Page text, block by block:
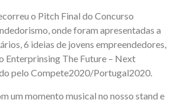
o Pitch Final do Concurso
onde foram apresentadas a
6 ideias de jovens empreendedores,
Enterprinsing The Future – Next
pelo Compete2020/Portugal2020.
um momento musical no nosso stand e